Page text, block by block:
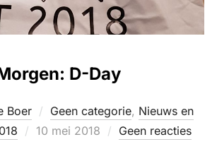
D-Day
Boer Geen categorie, Nieuws en
Geplaatst
10 mei 2018 Geen reacties